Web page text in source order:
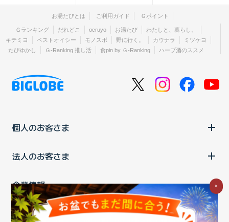
お湯たびとは ご利用ガイド Ｇポイント
Ｇランキング だれどこ ocruyo お湯たび
わたしと、暮らし。
キテミヨ
ベストオイシー モノスポ 野に行く。 カウナラ
ミツケヨ
たびゆかし
Ｇ-Ranking 推し活 食pin by Ｇ-Ranking ハーブ酒のススメ
個人のお客さま
法人のお客さま
企業情報
ご利用中の方
×